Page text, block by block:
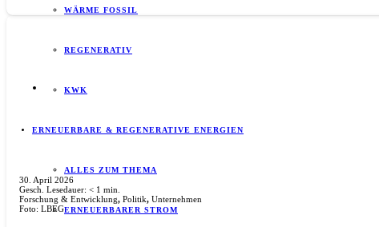
WÄRME FOSSIL
REGENERATIV
KWK
ERNEUERBARE & REGENERATIVE ENERGIEN
ALLES ZUM THEMA
ERNEUERBARER STROM
30. April 2026
Gesch. Lesedauer: < 1 min.
Forschung & Entwicklung, Politik, Unternehmen
Foto: LBEG